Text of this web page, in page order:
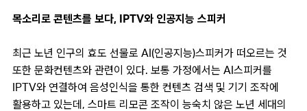
목소리로 콘텐츠를 보다, IPTV와 인공지능 스피커
최근 노년 인구의 효도 선물로 AI(인공지능)스피커가 떠오르는 것
또한 문화컨텐츠와 관련이 있다. 보통 가정에서는 AI스피커를
IPTV와 연결하여 음성인식을 통한 컨텐츠 검색 및 기기 조작에
활용하고 있는데, 스마트 리모콘 조작이 능숙치 않은 노년 세대의